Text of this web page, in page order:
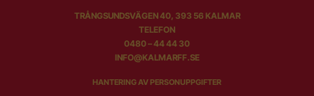
TRÅNGSUNDSVÄGEN 40, 393 56 KALMAR
TELEFON
0480 – 44 44 30
INFO@KALMARFF.SE
HANTERING AV PERSONUPPGIFTER